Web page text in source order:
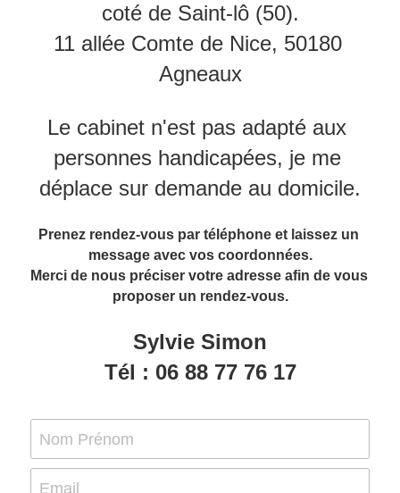
coté de Saint-lô (50).
11 allée Comte de Nice, 50180
Agneaux
Le cabinet n'est pas adapté aux
personnes handicapées, je me
déplace sur demande au domicile.
Prenez rendez-vous par téléphone et laissez un
message avec vos coordonnées.
Merci de nous préciser votre adresse afin de vous
proposer un rendez-vous.
Sylvie Simon
Tél : 06 88 77 76 17
Nom Prénom
Email